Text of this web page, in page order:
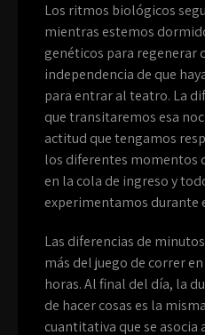
Los ritmos biológicos
mientras estemos
genéticos para regenerar
independencia de que
para entrar al teatro. La
que transitaremos esa
actitud que tengamos
los diferentes momentos
en la cola de ingreso y
experimentamos durante
Las diferencias de
más del juego de correr
horas. Al final del día, la
de hacer cosas es la
cuantitativa que se asocia